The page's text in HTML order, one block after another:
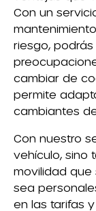
Con un
riesgo,
cambiar de
permite
cambiantes
Con nuestro
vehículo, sino
movilidad
sea
en las tarifas